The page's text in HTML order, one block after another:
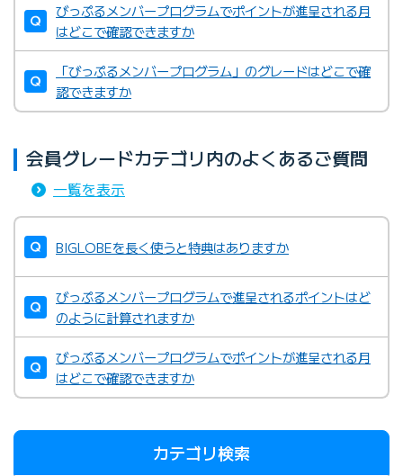
びっぷるメンバープログラムでポイントが進呈される月
はどこで確認できますか
「びっぷるメンバープログラム」のグレードはどこで確
認できますか
会員グレードカテゴリ内のよくあるご質問
一覧を表示
BIGLOBEを長く使うと特典はありますか
びっぷるメンバープログラムで進呈されるポイントはど
のように計算されますか
びっぷるメンバープログラムでポイントが進呈される月
はどこで確認できますか
カテゴリ検索